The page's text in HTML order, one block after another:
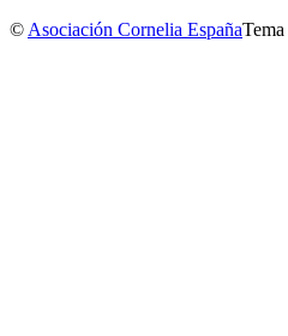
© Asociación Cornelia España